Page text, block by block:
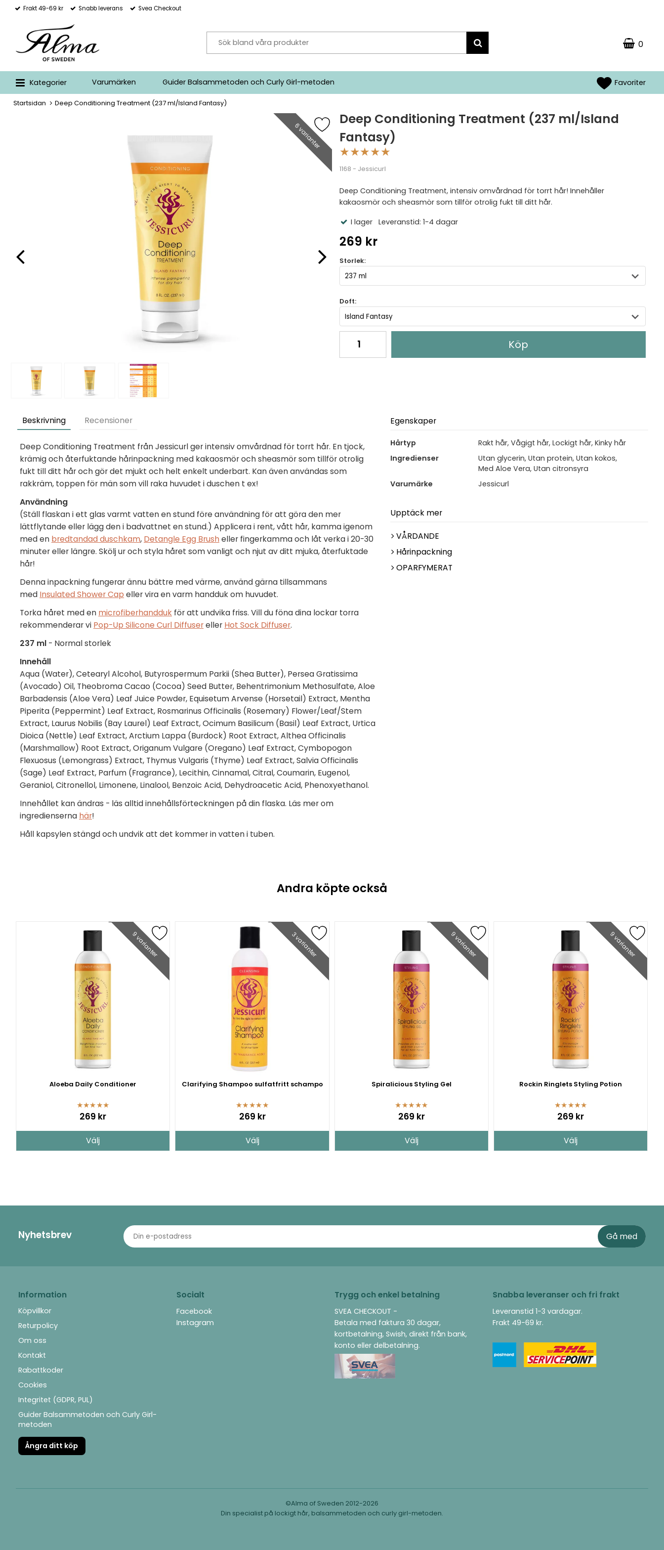
Frakt 49-69 kr Snabb leverans Svea Checkout
0
Favoriter
Kategorier Varumärken Guider Balsammetoden och Curly Girl-metoden
Startsidan Deep Conditioning Treatment (237 ml/Island Fantasy)
6 varianter
Deep Conditioning Treatment (237 ml/Island
Fantasy)
★★★★★
1168 - Jessicurl
Deep Conditioning Treatment, intensiv omvårdnad för torrt hår! Innehåller
kakaosmör och sheasmör som tillför otrolig fukt till ditt hår.
I lager Leveranstid: 1-4 dagar
269 kr
Storlek:
Doft:
Köp
Beskrivning Recensioner
Deep Conditioning Treatment från Jessicurl ger intensiv omvårdnad för torrt hår. En tjock,
krämig och återfuktande hårinpackning med kakaosmör och sheasmör som tillför otrolig
fukt till ditt hår och gör det mjukt och helt enkelt underbart. Kan även användas som
rakkräm, toppen för män som vill raka huvudet i duschen t ex!
Användning
(Ställ flaskan i ett glas varmt vatten en stund före användning för att göra den mer
lättflytande eller lägg den i badvattnet en stund.) Applicera i rent, vått hår, kamma igenom
med en bredtandad duschkam, Detangle Egg Brusheller fingerkamma och låt verka i 20-30
minuter eller längre. Skölj ur och styla håret som vanligt och njut av ditt mjuka, återfuktade
hår!
Denna inpackning fungerar ännu bättre med värme, använd gärna tillsammans
med Insulated Shower Cap eller vira en varm handduk om huvudet.
Torka håret med en microfiberhandduk för att undvika friss. Vill du föna dina lockar torra
rekommenderar vi Pop-Up Silicone Curl Diffusereller Hot Sock Diffuser.
237 ml - Normal storlek
Innehåll
Aqua (Water), Cetearyl Alcohol, Butyrospermum Parkii (Shea Butter), Persea Gratissima
(Avocado) Oil, Theobroma Cacao (Cocoa) Seed Butter, Behentrimonium Methosulfate, Aloe
Barbadensis (Aloe Vera) Leaf Juice Powder, Equisetum Arvense (Horsetail) Extract, Mentha
Piperita (Peppermint) Leaf Extract, Rosmarinus Officinalis (Rosemary) Flower/Leaf/Stem
Extract, Laurus Nobilis (Bay Laurel) Leaf Extract, Ocimum Basilicum (Basil) Leaf Extract, Urtica
Dioica (Nettle) Leaf Extract, Arctium Lappa (Burdock) Root Extract, Althea Officinalis
(Marshmallow) Root Extract, Origanum Vulgare (Oregano) Leaf Extract, Cymbopogon
Flexuosus (Lemongrass) Extract, Thymus Vulgaris (Thyme) Leaf Extract, Salvia Officinalis
(Sage) Leaf Extract, Parfum (Fragrance), Lecithin, Cinnamal, Citral, Coumarin, Eugenol,
Geraniol, Citronellol, Limonene, Linalool, Benzoic Acid, Dehydroacetic Acid, Phenoxyethanol.
Innehållet kan ändras - läs alltid innehållsförteckningen på din flaska. Läs mer om
ingredienserna här!
Håll kapsylen stängd och undvik att det kommer in vatten i tuben.
Egenskaper
Hårtyp
Rakt hår, Vågigt hår, Lockigt hår, Kinky hår
Ingredienser
Utan glycerin, Utan protein, Utan kokos,
Med Aloe Vera, Utan citronsyra
Varumärke
Jessicurl
Upptäck mer
VÅRDANDE
Hårinpackning
OPARFYMERAT
Andra köpte också
9 varianter
Aloeba Daily Conditioner
★★★★★
269 kr
Välj
3 varianter
Clarifying Shampoo sulfatfritt schampo
★★★★★
269 kr
Välj
9 varianter
Spiralicious Styling Gel
★★★★★
269 kr
Välj
9 varianter
Rockin Ringlets Styling Potion
★★★★★
269 kr
Välj
Nyhetsbrev
Information
Köpvillkor
Returpolicy
Om oss
Kontakt
Rabattkoder
Cookies
Integritet (GDPR, PUL)
Guider Balsammetoden och Curly Girl-
metoden
Ångra ditt köp
Socialt
Facebook
Instagram
Trygg och enkel betalning
SVEA CHECKOUT -
Betala med faktura 30 dagar,
kortbetalning, Swish, direkt från bank,
konto eller delbetalning.
Snabba leveranser och fri frakt
Leveranstid 1-3 vardagar.
Frakt 49-69 kr.
©Alma of Sweden 2012-2026
Din specialist på lockigt hår, balsammetoden och curly girl-metoden.